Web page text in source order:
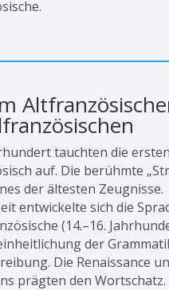
tauchten die
auf. Die berühmte
der ältesten Zeugnisse.
entwickelte sich die
(14.–16.
der
Die Renaissance
prägten den Wortschatz.